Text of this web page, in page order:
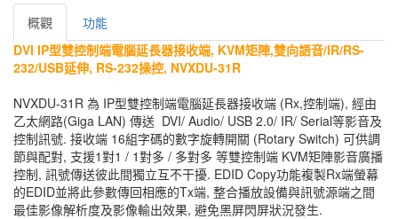
概觀
功能
DVI IP型雙控制端電腦延長器接收端, KVM矩陣,雙向語音/IR/RS-
232/USB延伸, RS-232操控, NVXDU-31R
NVXDU-31R 為 IP型雙控制端電腦延長器接收端 (Rx,控制端), 經由
乙太網路(Giga LAN) 傳送 DVI/ Audio/ USB 2.0/ IR/ Serial等影音及
控制訊號. 接收端 16組字碼的數字旋轉開關 (Rotary Switch) 可供調
節與配對, 支援1對1 / 1對多 / 多對多 等雙控制端 KVM矩陣影音廣播
控制, 訊號傳送彼此間獨立互不干擾. EDID Copy功能複製Rx端螢幕
的EDID並將此參數傳回相應的Tx端, 整合播放設備與訊號源端之間
最佳影像解析度及影像輸出效果, 避免黑屏閃屏狀況發生.